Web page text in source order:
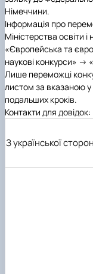
Німеччини.
Інформація про
Міністерства освіти
«Європейська та
наукові конкурси» →
Лише переможці
листом за вказаною
подальших кроків.
Контакти для довідок:
З української